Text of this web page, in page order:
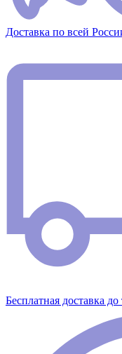
Доставка по всей
Бесплатная доставка